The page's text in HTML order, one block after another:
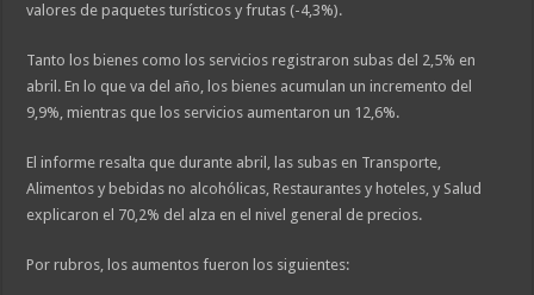
valores de paquetes turísticos y frutas (-4,3%).
Tanto los bienes como los servicios registraron subas del 2,5% en
abril. En lo que va del año, los bienes acumulan un incremento del
9,9%, mientras que los servicios aumentaron un 12,6%.
El informe resalta que durante abril, las subas en Transporte,
Alimentos y bebidas no alcohólicas, Restaurantes y hoteles, y Salud
explicaron el 70,2% del alza en el nivel general de precios.
Por rubros, los aumentos fueron los siguientes: